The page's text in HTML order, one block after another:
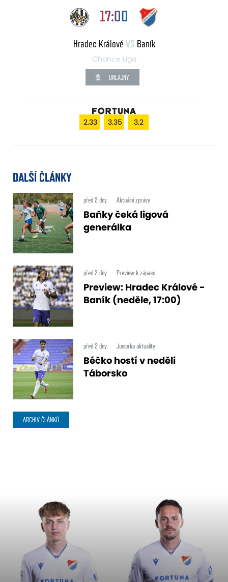
17:00
Hradec Králové VS Baník
Chance Liga
ONLAJNY
2.33 3.35 3.2
DALŠÍ ČLÁNKY
před 2 dny Aktuální zprávy
Baňky čeká ligová
generálka
před 2 dny Preview k zápasu
Preview: Hradec Králové -
Baník (neděle, 17:00)
před 2 dny Juniorka aktuality
Béčko hostí v neděli
Táborsko
ARCHIV ČLÁNKŮ